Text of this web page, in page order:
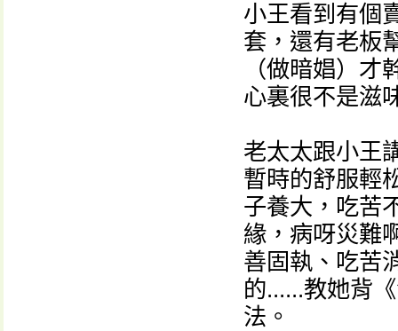
小王看到有個
套，還有老板
（做暗娼）
心裏很不是滋
老太太跟小王
暫時的舒服輕
子養大，吃苦
緣，病呀災難
善固執、吃苦
的......教她背
法。